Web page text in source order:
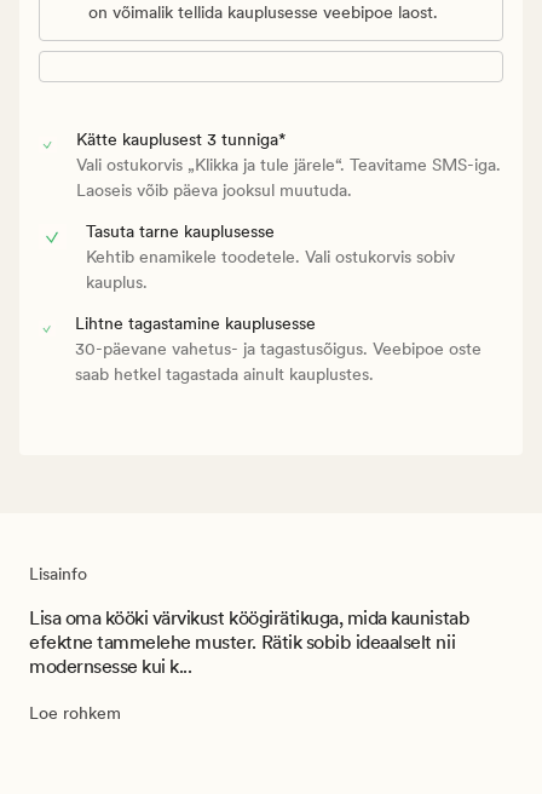
on võimalik tellida kauplusesse veebipoe laost.
Kätte kauplusest 3 tunniga*
Vali ostukorvis „Klikka ja tule järele“. Teavitame SMS-iga.
Laoseis võib päeva jooksul muutuda.
Tasuta tarne kauplusesse
Kehtib enamikele toodetele. Vali ostukorvis sobiv
kauplus.
Lihtne tagastamine kauplusesse
30-päevane vahetus- ja tagastusõigus. Veebipoe oste
saab hetkel tagastada ainult kauplustes.
Lisainfo
Lisa oma kööki värvikust köögirätikuga, mida kaunistab
efektne tammelehe muster. Rätik sobib ideaalselt nii
modernsesse kui k...
Loe rohkem